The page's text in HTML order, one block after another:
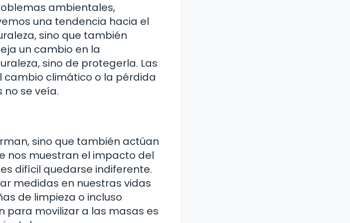
ambientales,
una tendencia hacia el
sino que también
un cambio en la
sino de protegerla. Las
climático o la pérdida
se veía.
sino que también actúan
nos muestran el impacto del
difícil quedarse indiferente.
medidas en nuestras vidas
de limpieza o incluso
para movilizar a las masas es